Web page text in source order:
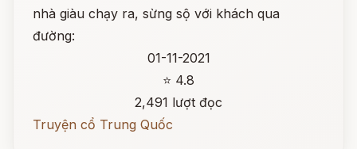
nhà giàu chạy ra, sừng sộ với khách qua
đường:
01-11-2021
⭐ 4.8
2,491 lượt đọc
Truyện cổ Trung Quốc